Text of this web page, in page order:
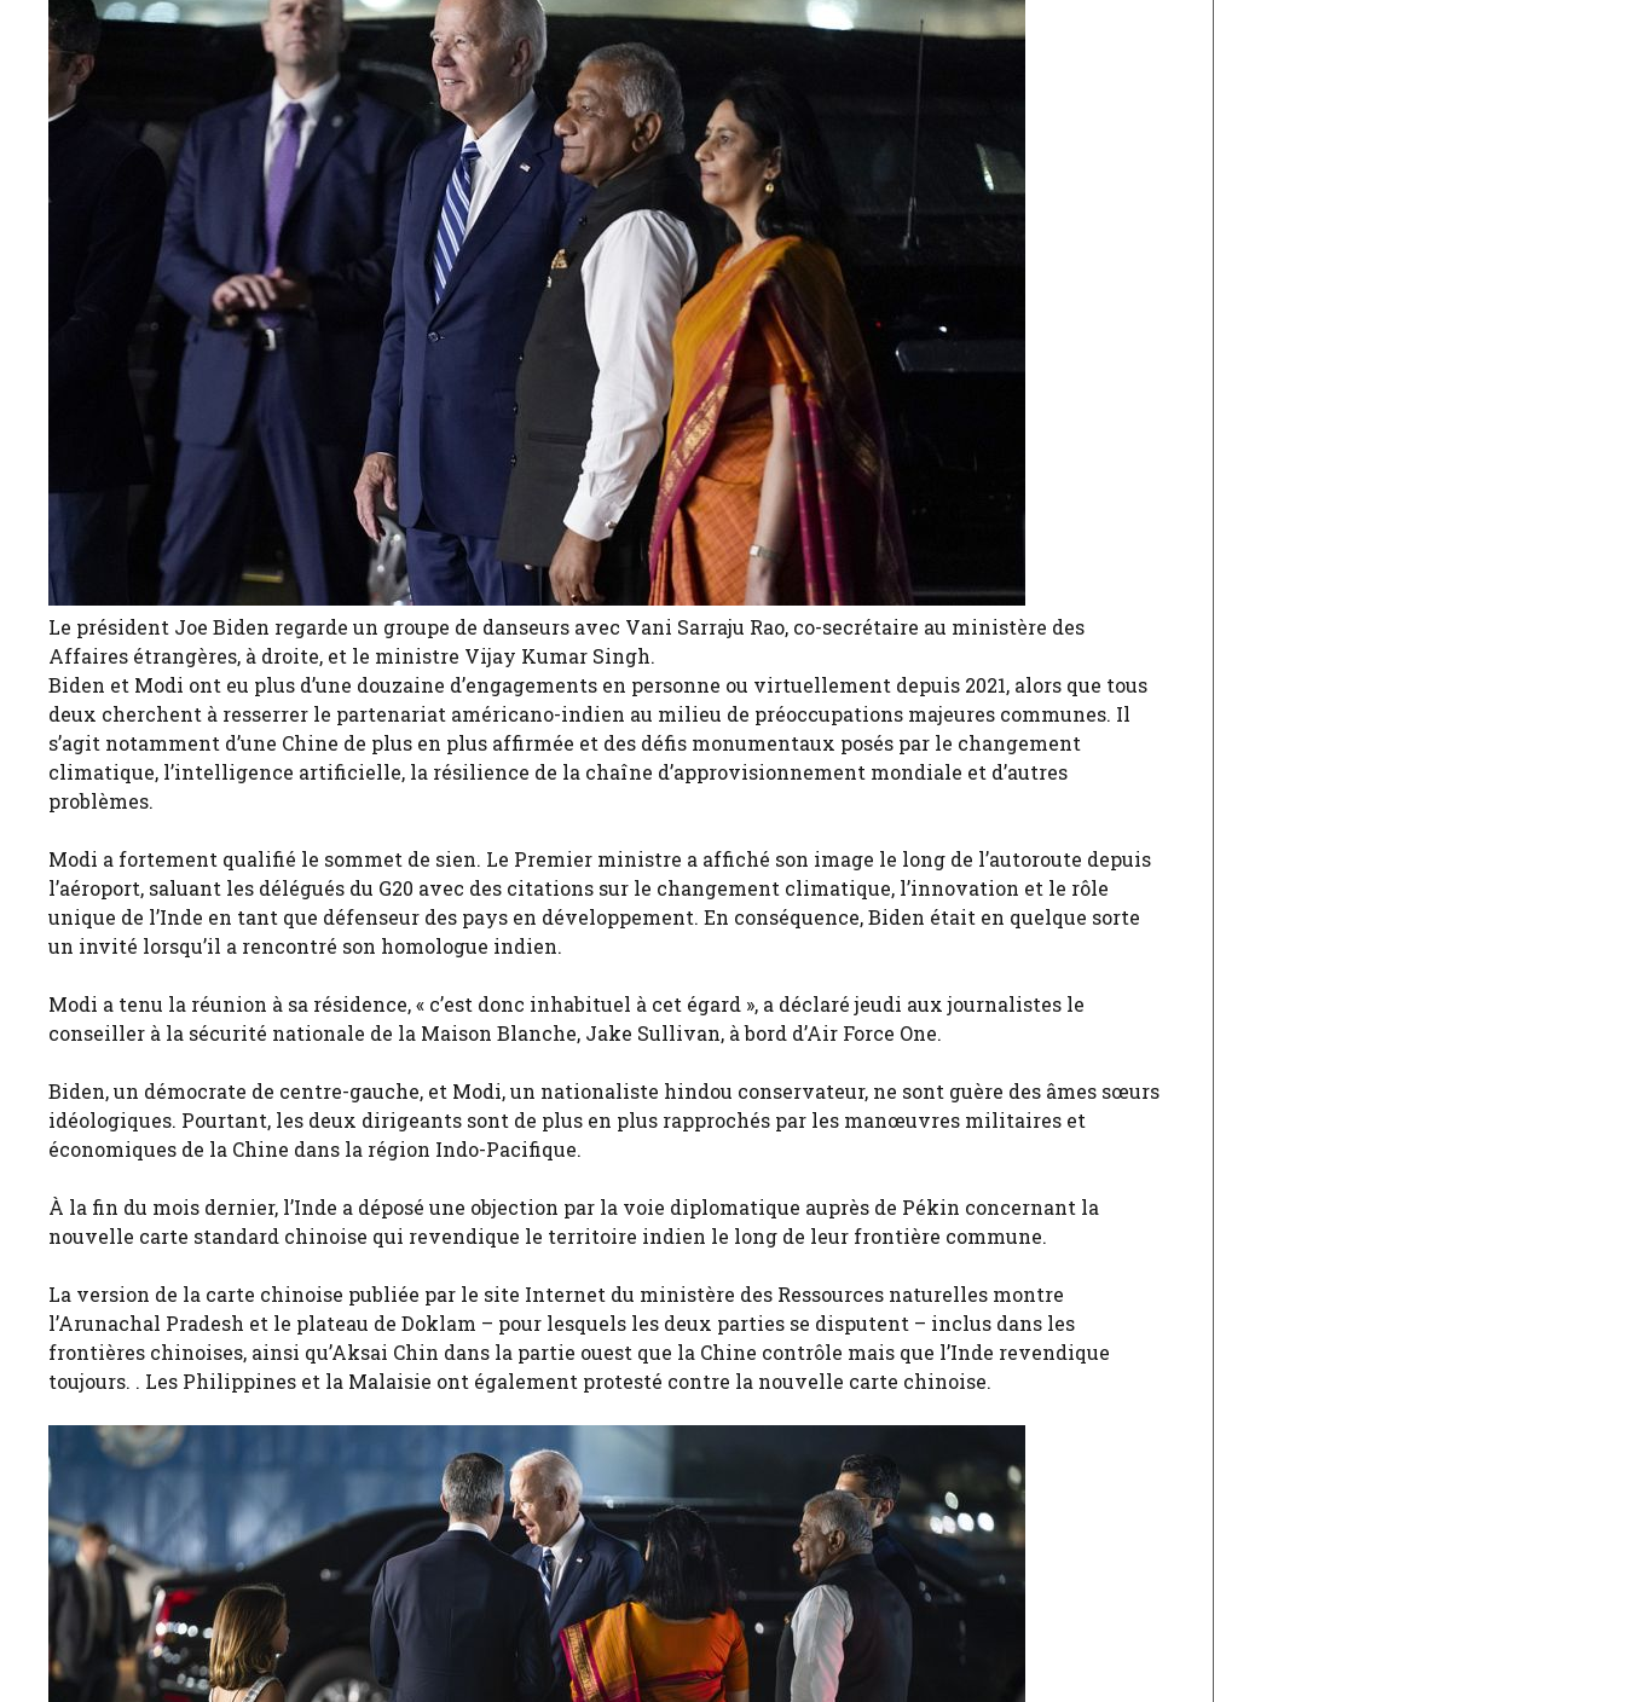
Le président Joe Biden regarde un groupe de danseurs avec Vani Sarraju Rao, co-secrétaire au ministère des
Affaires étrangères, à droite, et le ministre Vijay Kumar Singh.
Biden et Modi ont eu plus d’une douzaine d’engagements en personne ou virtuellement depuis 2021, alors que tous
deux cherchent à resserrer le partenariat américano-indien au milieu de préoccupations majeures communes. Il
s’agit notamment d’une Chine de plus en plus affirmée et des défis monumentaux posés par le changement
climatique, l’intelligence artificielle, la résilience de la chaîne d’approvisionnement mondiale et d’autres
problèmes.
Modi a fortement qualifié le sommet de sien. Le Premier ministre a affiché son image le long de l’autoroute depuis
l’aéroport, saluant les délégués du G20 avec des citations sur le changement climatique, l’innovation et le rôle
unique de l’Inde en tant que défenseur des pays en développement. En conséquence, Biden était en quelque sorte
un invité lorsqu’il a rencontré son homologue indien.
Modi a tenu la réunion à sa résidence, « c’est donc inhabituel à cet égard », a déclaré jeudi aux journalistes le
conseiller à la sécurité nationale de la Maison Blanche, Jake Sullivan, à bord d’Air Force One.
Biden, un démocrate de centre-gauche, et Modi, un nationaliste hindou conservateur, ne sont guère des âmes sœurs
idéologiques. Pourtant, les deux dirigeants sont de plus en plus rapprochés par les manœuvres militaires et
économiques de la Chine dans la région Indo-Pacifique.
À la fin du mois dernier, l’Inde a déposé une objection par la voie diplomatique auprès de Pékin concernant la
nouvelle carte standard chinoise qui revendique le territoire indien le long de leur frontière commune.
La version de la carte chinoise publiée par le site Internet du ministère des Ressources naturelles montre
l’Arunachal Pradesh et le plateau de Doklam – pour lesquels les deux parties se disputent – inclus dans les
frontières chinoises, ainsi qu’Aksai Chin dans la partie ouest que la Chine contrôle mais que l’Inde revendique
toujours. . Les Philippines et la Malaisie ont également protesté contre la nouvelle carte chinoise.